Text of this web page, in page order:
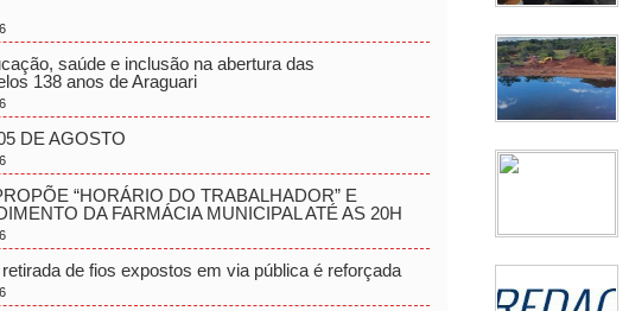
saúde e inclusão na abertura das
138 anos de Araguari
DE AGOSTO
“HORÁRIO DO TRABALHADOR” E
DA FARMÁCIA MUNICIPAL ATÉ AS 20H
de fios expostos em via pública é reforçada